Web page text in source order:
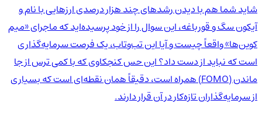
شاید شما هم با دیدن رشدهای چند هزار درصدی ارزهایی با نام و
آیکون سگ و قورباغه، این سوال را از خود پرسیده‌اید که ماجرای «میم
کوین‌ها» واقعاً چیست و آیا این تب‌وتاب، یک فرصت سرمایه‌گذاری
است که نباید از دست داد؟ این حس کنجکاوی که با کمی ترس از جا
ماندن (FOMO) همراه است، دقیقاً همان نقطه‌ای است که بسیاری
از سرمایه‌گذاران تازه‌کار در آن قرار دارند.